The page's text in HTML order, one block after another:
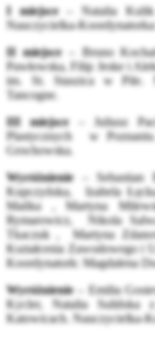
I miejsce– Natalia Kulik
Nauczycielka-
II miejsce– Bruno
Pawłowska, Filip Jeske i
im. St. Staszica w Pile.
Tancogne.
III miejsce– Juliusz
Plastycznych w
Grochowska.
Wyróżnienie– Sebastian
Kupczyńska, Izabela
Mańka , Martyna
Rymarowicz, Nikola
Tkaczuk , Martyna
Kształcenia Zawodowego i
Koordynatork: Magdalena
Wyróżnienie– Emilia
Kycler, Natalia Sulińska
Katowicach. Nauczycielka-